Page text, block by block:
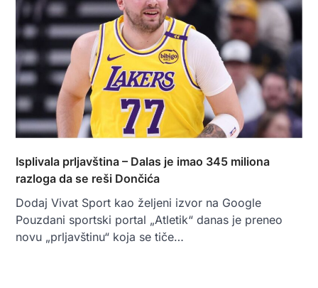
Isplivala prljavština – Dalas je imao 345 miliona
razloga da se reši Dončića
Dodaj Vivat Sport kao željeni izvor na Google
Pouzdani sportski portal „Atletik“ danas je preneo
novu „prljavštinu“ koja se tiče…